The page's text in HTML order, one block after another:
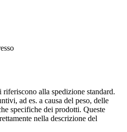
alla spedizione standard.
ad es. a causa del peso, delle
specifiche dei prodotti. Queste
nella descrizione del